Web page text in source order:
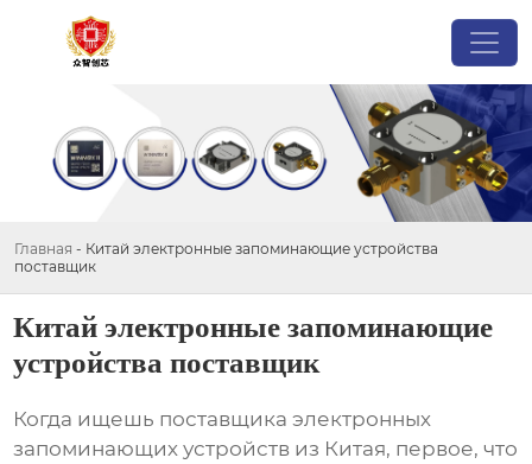
Главная - Китай электронные запоминающие устройства
поставщик
Китай электронные запоминающие
устройства поставщик
Когда ищешь поставщика электронных
запоминающих устройств из Китая, первое, что